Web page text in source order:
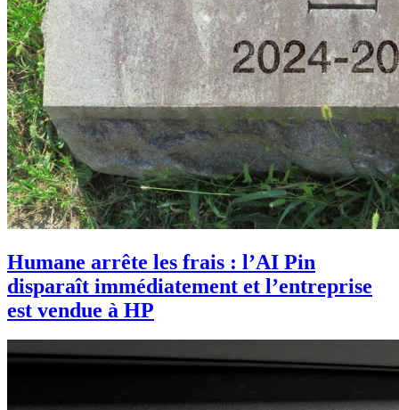
Humane arrête les frais : l’AI Pin
disparaît immédiatement et l’entreprise
est vendue à HP